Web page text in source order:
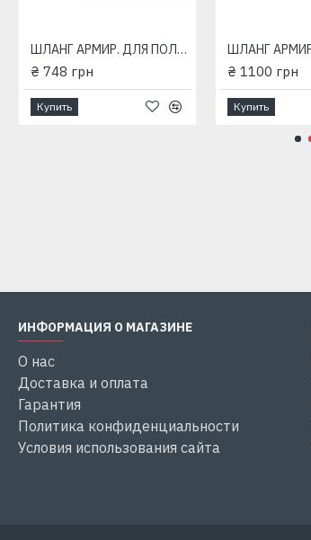
ШЛАНГ АРМИР. ДЛЯ ПОЛИВА METEOR 1/2" 20m 3bar
₴ 748 грн
Купить
₴ 1100 грн
Купить
₴ 4268 грн ₴ 3692 грн
ИНФОРМАЦИЯ О МАГАЗИНЕ
О нас
Доставка и оплата
Гарантия
Политика конфиденциальности
Условия использования сайта